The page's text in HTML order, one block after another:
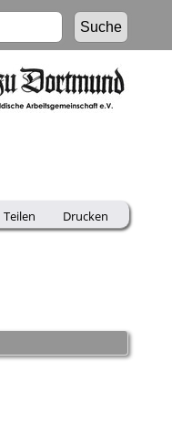
Teilen Drucken